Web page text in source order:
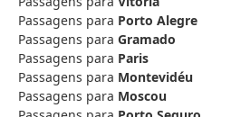
Passagens para Porto Alegre
Passagens para Gramado
Passagens para Paris
Passagens para Montevidéu
Passagens para Moscou